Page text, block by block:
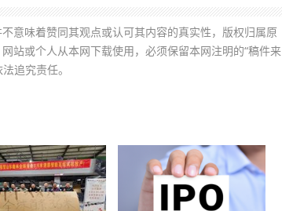
意味着赞同其观点或认可其内容的真实性，版权归属原
站或个人从本网下载使用，必须保留本网注明的“稿件来
追究责任。